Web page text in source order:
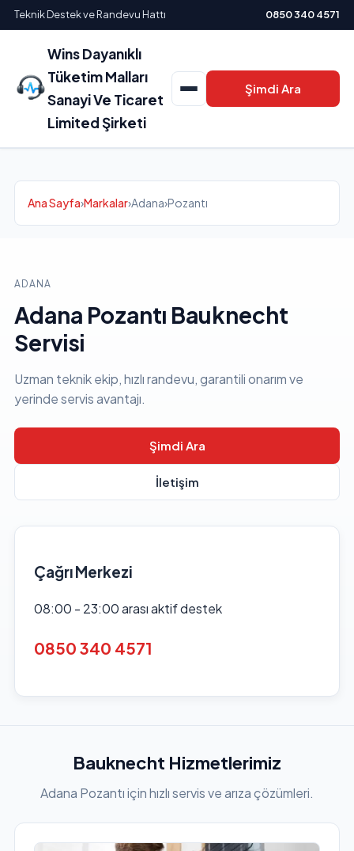
Teknik Destek ve Randevu Hattı 0850 340 4571
Wins Dayanıklı
Tüketim Malları
Sanayi Ve Ticaret
Limited Şirketi
Şimdi Ara
Ana Sayfa›Markalar›Adana›Pozantı
ADANA
Adana Pozantı Bauknecht
Servisi
Uzman teknik ekip, hızlı randevu, garantili onarım ve
yerinde servis avantajı.
Şimdi Ara
İletişim
Çağrı Merkezi
08:00 - 23:00 arası aktif destek
0850 340 4571
Bauknecht Hizmetlerimiz
Adana Pozantı için hızlı servis ve arıza çözümleri.